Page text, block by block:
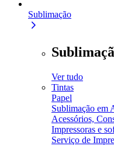
Sublimação
Ver tudo
Tintas
Papel
Sublimação em
Acessórios,
Impressoras e
Serviço de